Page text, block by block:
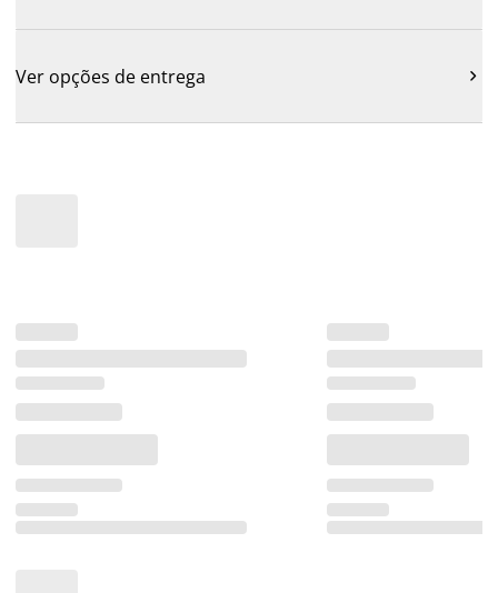
Ver opções de entrega 